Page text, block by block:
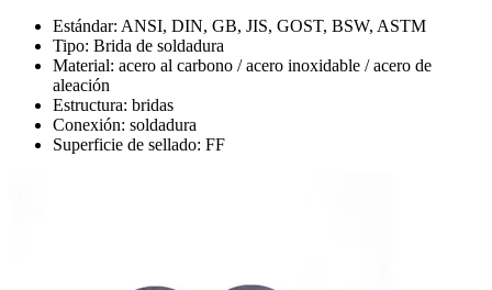
Estándar: ANSI, DIN, GB, JIS, GOST, BSW, ASTM
Tipo: Brida de soldadura
Material: acero al carbono / acero inoxidable / acero de
aleación
Estructura: bridas
Conexión: soldadura
Superficie de sellado: FF